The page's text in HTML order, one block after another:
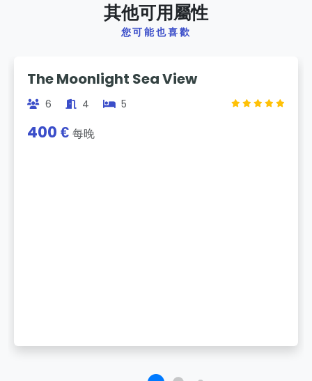
其他可用屬性
您可能也喜歡
The Moonlight Sea View
6 4 5
400 €每晚